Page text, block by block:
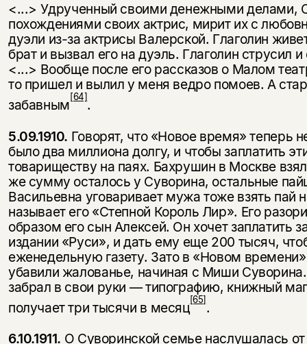
<...> Удрученный своими денежными делами,
похождениями своих актрис, мирит их с
дуэли из-за актрисы Валерской. Глаголин
брат и вызвал его на дуэль. Глаголин
<...> Вообще после его рассказов о Малом
то пришел и вылил у меня ведро помоев. А
забавным[64].
5.09.1910. Говорят, что «Новое время» теперь
было два миллиона долгу, и чтобы заплатить
товариществу на паях. Бахрушин в Москве
же сумму осталось у Суворина, остальные
Васильевна уговаривает мужа тоже взять пай
называет его «Степной Король Лир». Его
образом его сын Алексей. Он хочет заплатить
издании «Руси», и дать ему еще 200 тысяч,
еженедельную газету. Зато в «Новом
убавили жалованье, начиная с Миши
забрал в свои руки — типографию, книж­ный
получает три тысячи в месяц[65].
6.10.1911. О Суворинской семье наслушалась